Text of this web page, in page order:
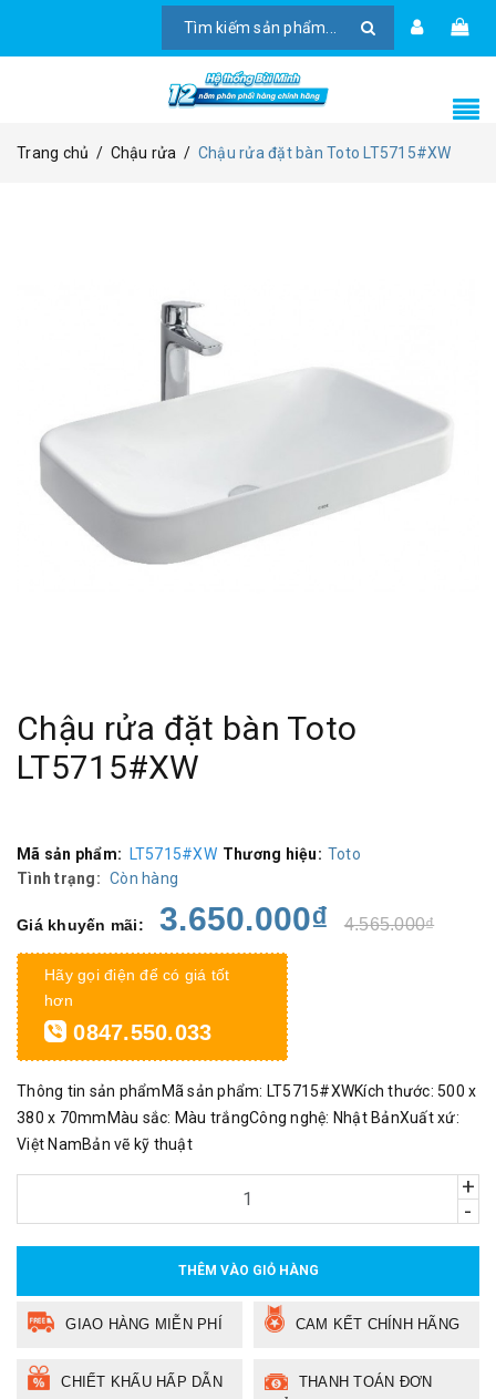
Trang chủ / Chậu rửa / Chậu rửa đặt bàn Toto LT5715#XW
Chậu rửa đặt bàn Toto
LT5715#XW
Mã sản phẩm: LT5715#XW Thương hiệu: Toto
Tình trạng: Còn hàng
Giá khuyến mãi: 3.650.000₫ 4.565.000₫
Hãy gọi điện để có giá tốt
hơn
0847.550.033
Thông tin sản phẩmMã sản phẩm: LT5715#XWKích thước: 500 x
380 x 70mmMàu sắc: Màu trắngCông nghệ: Nhật BảnXuất xứ:
Việt NamBản vẽ kỹ thuật
+
-
THÊM VÀO GIỎ HÀNG
GIAO HÀNG MIỄN PHÍ CAM KẾT CHÍNH HÃNG
CHIẾT KHẤU HẤP DẪN
THANH TOÁN ĐƠN